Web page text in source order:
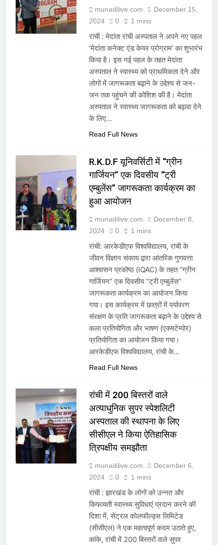
munadilive.com
December 15,
2024
0 1 mins
रांची : मेदांता रांची अस्पताल ने अपने नए पहल
‘मेदांता कनेक्ट एंड केयर प्रोग्राम’ का शुभारंभ
किया है। इस नई पहल के तहत मेदांता
अस्पताल ने स्वास्थ्य को प्राथमिकता देने और
लोगों में जागरूकता बढ़ाने के उद्देश्य से जन-
जन तक पहुंचने की कोशिश की है। मेदांता
अस्पताल ने स्वास्थ्य जागरूकता को बढ़ावा देने
के लिए…
Read Full News
R.K.D.F यूनिवर्सिटी में “ग्रीन
गार्जियन” एक दिवसीय “ट्री
एम्बुलेंस” जागरूकता कार्यक्रम का
हुआ आयोजन
munadilive.com
December 8,
2024
0 1 mins
रांची: आरकेडीएफ विश्वविद्यालय, रांची के
जीवन विज्ञान संकाय द्वारा आंतरिक गुणवत्ता
आश्वासन प्रकोष्ठ (IQAC) के तहत “ग्रीन
गार्जियन” एक दिवसीय “ट्री एम्बुलेंस”
जागरूकता कार्यक्रम का आयोजन किया
गया। इस कार्यक्रम में छात्रों में पर्यावरण
संरक्षण के प्रति जागरूकता बढ़ाने के उद्देश्य से
कला प्रतियोगिता और भाषण (एक्सटेम्पोर)
प्रतियोगिता का आयोजन किया गया।
आरकेडीएफ विश्वविद्यालय, रांची के…
Read Full News
रांची में 200 बिस्तरों वाले
अत्याधुनिक सुपर स्पेशलिटी
अस्पताल की स्थापना के लिए
सीसीएल ने किया ऐतिहासिक
त्रिपक्षीय समझौता
munadilive.com
December 6,
2024
0 1 mins
रांची : झारखंड के लोगों को उन्नत और
किफायती स्वास्थ्य सुविधाएं प्रदान करने की
दिशा में, सेंट्रल कोलफील्ड्स लिमिटेड
(सीसीएल) ने एक महत्वपूर्ण कदम उठाते हुए,
कांके, रांची में 200 बिस्तरों वाले सुपर